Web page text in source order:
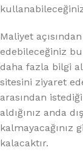
Maliyet
edebileceğiniz bu
daha fazla bilgi
sitesini ziyaret
arasından
aldığınız anda
kalmayacağınız
kalacaktır.